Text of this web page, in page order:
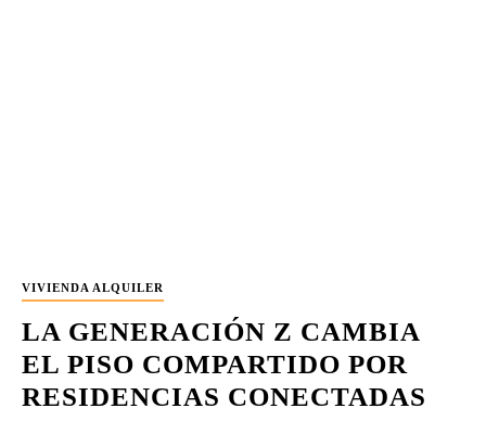
VIVIENDA ALQUILER
LA GENERACIÓN Z CAMBIA
EL PISO COMPARTIDO POR
RESIDENCIAS CONECTADAS